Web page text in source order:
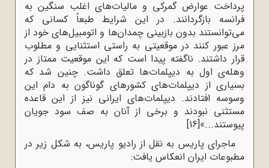
پرداخت عوارض گمرکى و مالیات‌هاى اغلب سنگین به
فرانسه بازگردانند. در این شرایط طبعاً کسانى که
مى‌توانستند بدون بازبینى چمدان‌ها و اتومبیل‌هاى خود از
مرز عبور کنند در موقعیتى به راستى استثنایى و مطلوب
قرار داشتند. ناگفته پیدا است که این موقعیت ممتاز در
وهله‌ى اول به دیپلمات‌ها تعلق داشت. چنین شد که
بسیارى از دیپلمات‌هاى کشورهاى گوناگون به دام این
وسوسه افتادند. دیپلمات‌هاى ایرانى نیز از این قاعده
مستثنى نبودند و برخى از آنان به صف سود جویان
پیوستند...»[16]
ماجراى پاریس به نقل از رادیو پاریس، به شکل زیر در
مطبوعات ایران انعکاس یافت: